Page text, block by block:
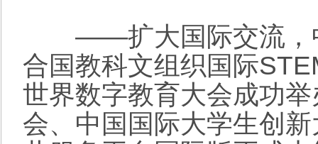
——扩大国际交流，中
合国教科文组织国际
世界数字教育大会成功
会、中国国际大学生创